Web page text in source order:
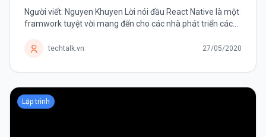
Người viết: Nguyen Khuyen Lời nói đầu React Native là một
framwork tuyệt vời mang đến cho các nhà phát triển cách
danh sách dài các thư...
techtalk.vn 27/05/2020
Lập trình